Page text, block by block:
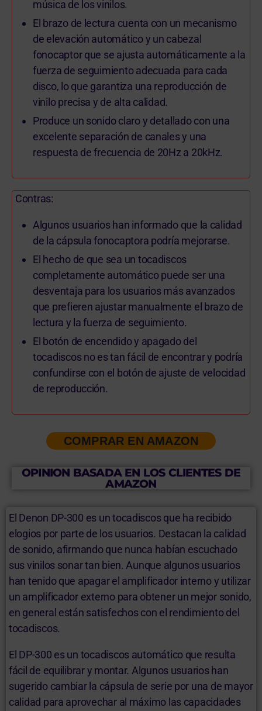
música de los vinilos.
El brazo de lectura cuenta con un mecanismo
de elevación automático y un cabezal
fonocaptor que se ajusta automáticamente a la
fuerza de seguimiento adecuada para cada
disco, lo que garantiza una reproducción de
vinilo precisa y de alta calidad.
Produce un sonido claro y detallado con una
excelente separación de canales y una
respuesta de frecuencia de 20Hz a 20kHz.
Contras:
Algunos usuarios han informado que la calidad
de la cápsula fonocaptora podría mejorarse.
El hecho de que sea un tocadiscos
completamente automático puede ser una
desventaja para los usuarios más avanzados
que prefieren ajustar manualmente el brazo de
lectura y la fuerza de seguimiento.
El botón de encendido y apagado del
tocadiscos no es tan fácil de encontrar y podría
confundirse con el botón de ajuste de velocidad
de reproducción.
COMPRAR EN AMAZON
OPINION BASADA EN LOS CLIENTES DE
AMAZON
El Denon DP-300 es un tocadiscos que ha recibido
elogios por parte de los usuarios. Destacan la calidad
de sonido, afirmando que nunca habían escuchado
sus vinilos sonar tan bien. Aunque algunos usuarios
han tenido que apagar el amplificador interno y utilizar
un amplificador externo para obtener un mejor sonido,
en general están satisfechos con el rendimiento del
tocadiscos.
El DP-300 es un tocadiscos automático que resulta
fácil de equilibrar y montar. Algunos usuarios han
sugerido cambiar la cápsula de serie por una de mayor
calidad para aprovechar al máximo las capacidades